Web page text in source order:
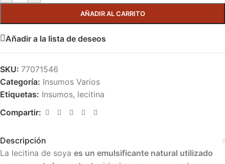
AÑADIR AL CARRITO
Añadir a la lista de deseos
SKU: 77071546
Categoría: Insumos Varios
Etiquetas: Insumos, lecitina
Compartir:
Descripción
La lecitina de soya es un emulsificante natural utilizado